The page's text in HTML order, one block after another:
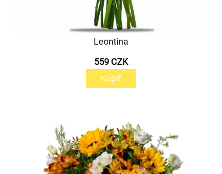
Leontina
559 CZK
Kúpiť